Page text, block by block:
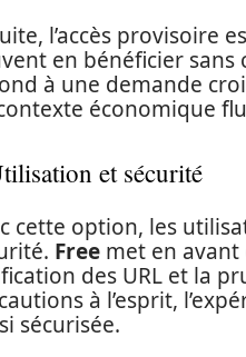
l’accès provisoire
en bénéficier
à une demande
économique
et sécurité
cette option, les
Free met en avant
des URL et la
à l’esprit,
sécurisée.